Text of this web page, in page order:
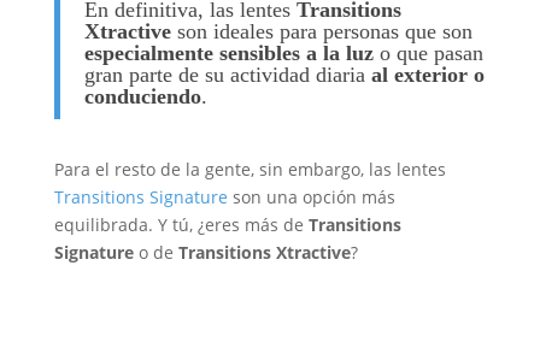
En definitiva, las lentes Transitions
Xtractiveson ideales para personas que son
especialmente sensibles a la luzo que pasan
gran parte de su actividad diaria al exterior o
conduciendo.
Para el resto de la gente, sin embargo, las lentes
Transitions Signature son una opción más
equilibrada. Y tú, ¿eres más de Transitions
Signatureo de Transitions Xtractive?